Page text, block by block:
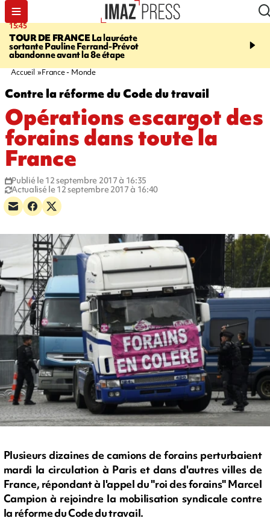
15:45
TOUR DE FRANCELa lauréate
sortante Pauline Ferrand-Prévot
abandonne avant la 8e étape
20:17
routière, concours de
Accueil France - Monde
Contre la réforme du Code du travail
Opérations escargot des
forains dans toute la
France
Publié le 12 septembre 2017 à 16:35
Actualisé le 12 septembre 2017 à 16:40
Plusieurs dizaines de camions de forains perturbaient
mardi la circulation à Paris et dans d'autres villes de
France, répondant à l'appel du "roi des forains" Marcel
Campion à rejoindre la mobilisation syndicale contre
la réforme du Code du travail.